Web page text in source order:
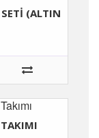
(ALTIN